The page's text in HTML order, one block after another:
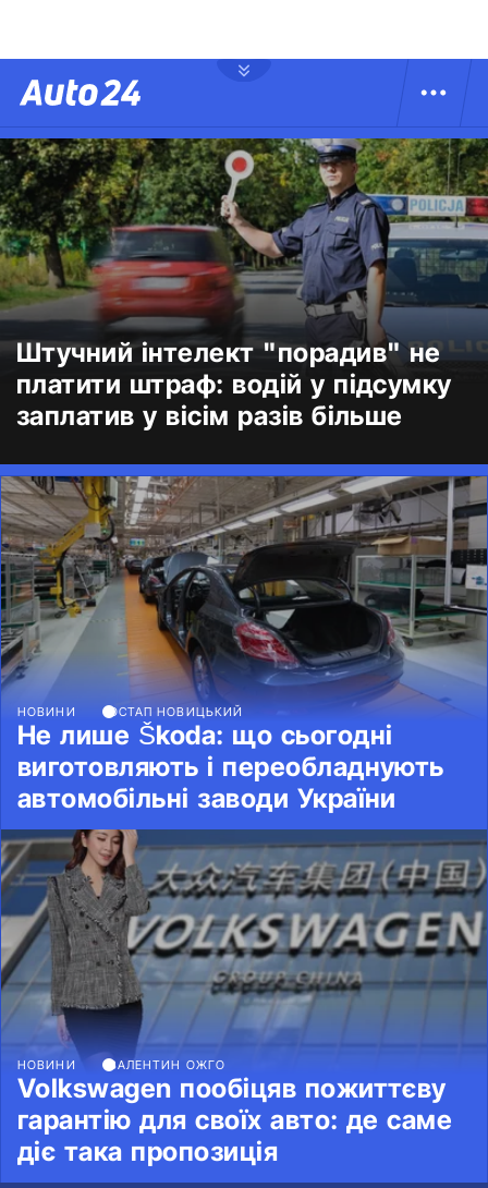
Штучний інтелект "порадив" не
платити штраф: водій у підсумку
заплатив у вісім разів більше
Не лише Škoda: що сьогодні
виготовляють і переобладнують
автомобільні заводи України
НОВИНИ ОСТАП НОВИЦЬКИЙ
Volkswagen пообіцяв пожиттєву
гарантію для своїх авто: де саме
діє така пропозиція
НОВИНИ ВАЛЕНТИН ОЖГО